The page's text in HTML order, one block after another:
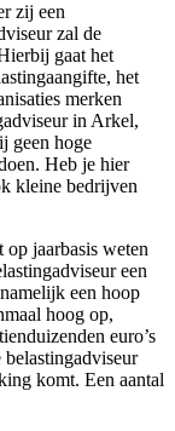
zij een
zal de
gaat het
het
merken
in Arkel,
geen hoge
Heb je hier
kleine bedrijven
jaarbasis weten
een
een hoop
hoog op,
euro’s
komt. Een aantal